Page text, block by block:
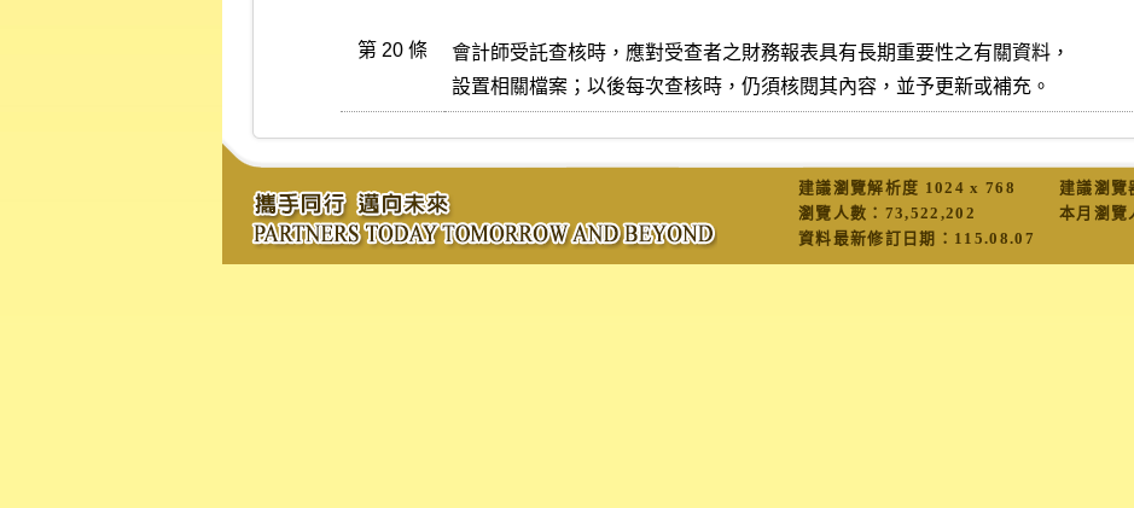
第 20 條
會計師受託查核時，應對受查者之財務報表具有長期重要性之有關資料，
設置相關檔案；以後每次查核時，仍須核閱其內容，並予更新或補充。
建議瀏覽解析度 1024 x 768 建議瀏覽
瀏覽人數： 73,522,202 本月瀏覽
資料最新修訂日期： 115.08.07